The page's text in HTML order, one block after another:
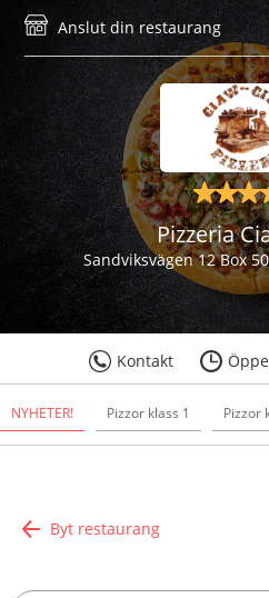
Anslut din restaurang
Pizzeria
Sandviksvägen 12 Box
Kontakt
NYHETER! Pizzor klass 1 Pizzor
Byt restaurang